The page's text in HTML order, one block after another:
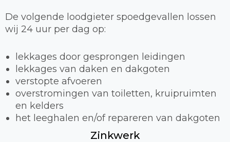
De volgende loodgieter spoedgevallen lossen
wij 24 uur per dag op:
lekkages door gesprongen leidingen
lekkages van daken en dakgoten
verstopte afvoeren
overstromingen van toiletten, kruipruimten
en kelders
het leeghalen en/of repareren van dakgoten
Zinkwerk